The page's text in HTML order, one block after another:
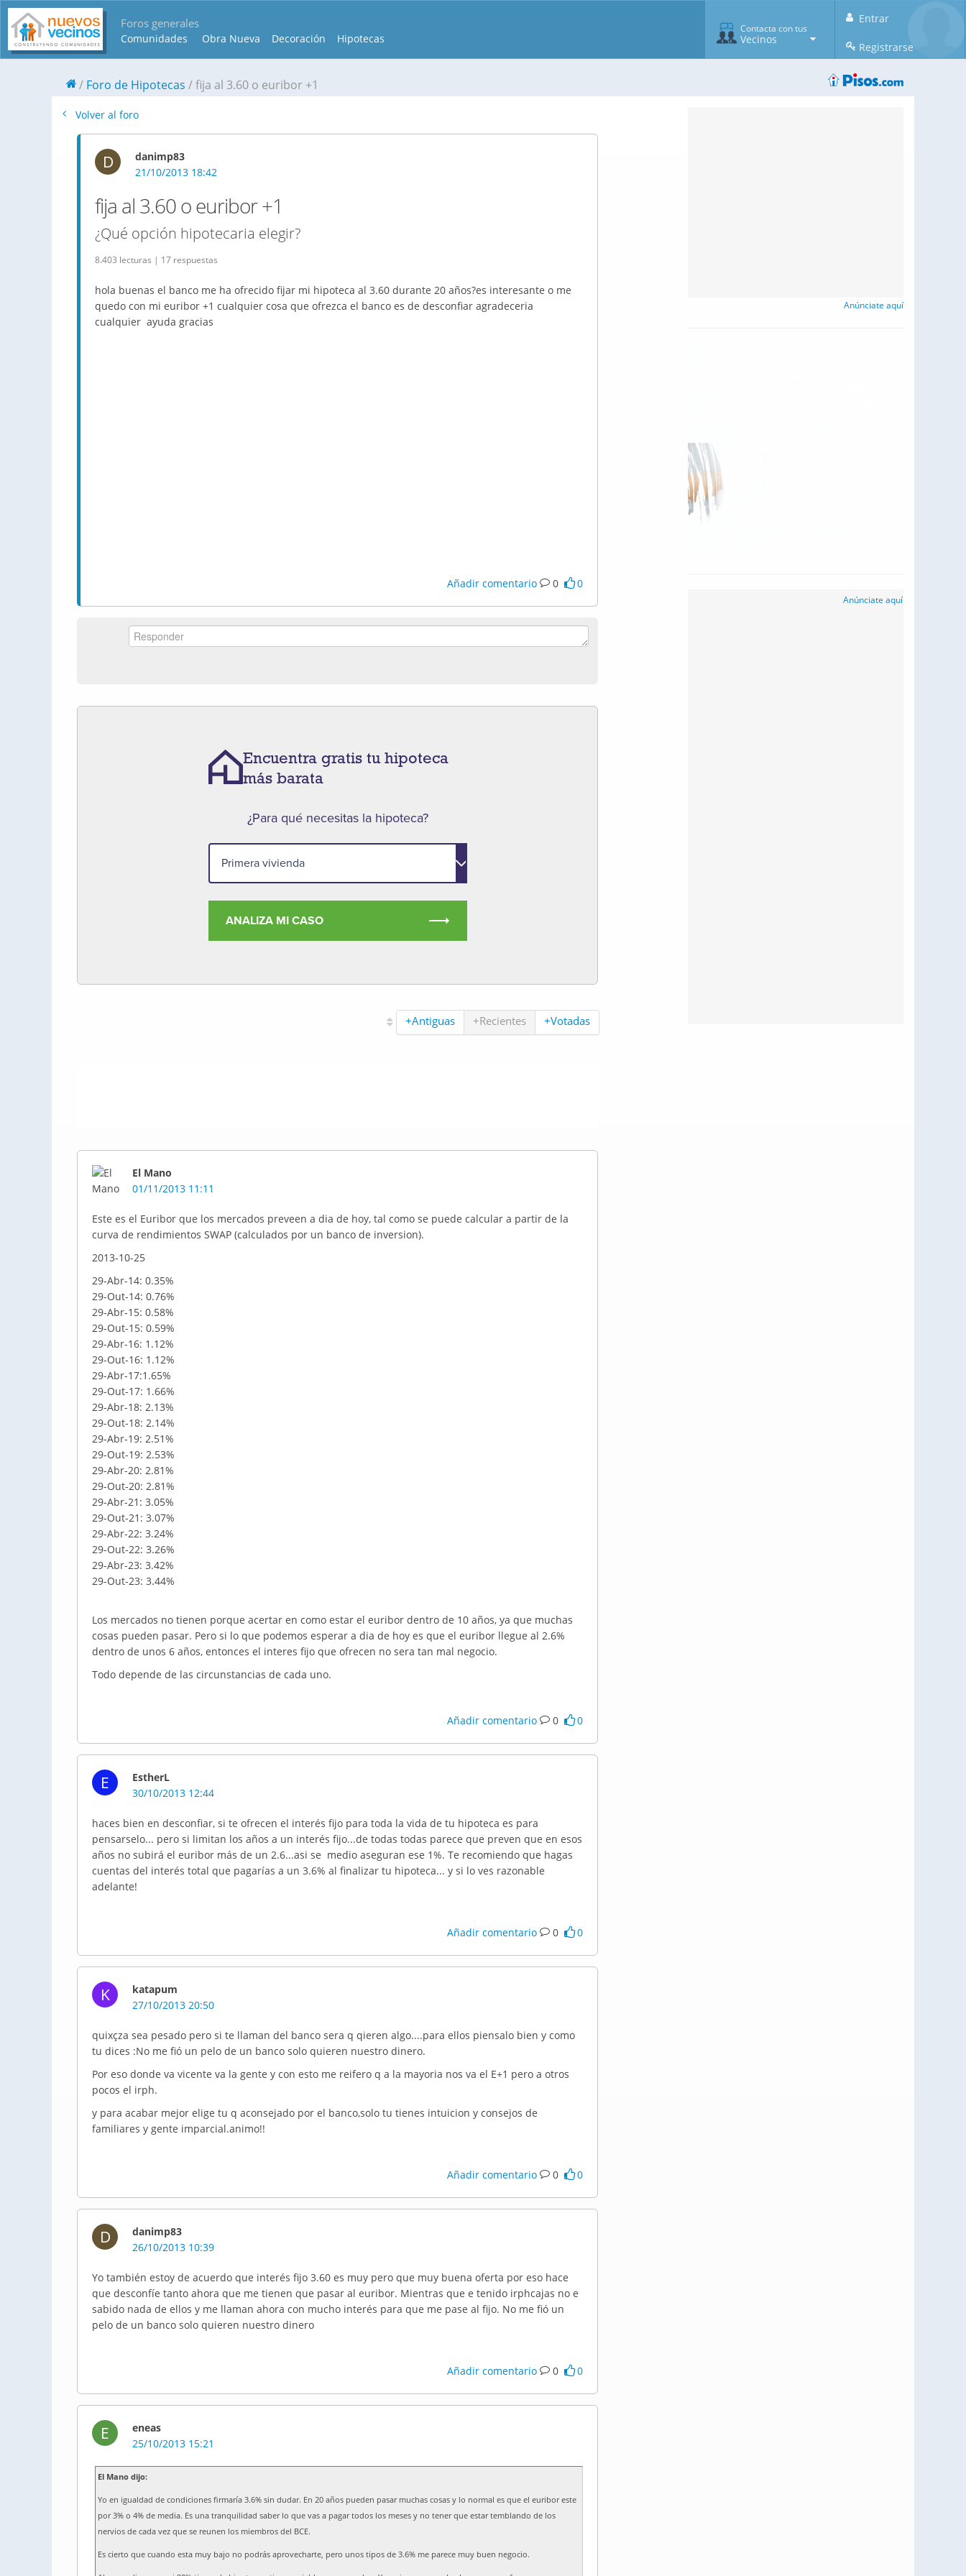
Foros generales
Comunidades Obra Nueva Decoración Hipotecas
Entrar
Registrarse
Contacta con tus
Vecinos
Foro de Hipotecas fija al 3.60 o euribor +1
Volver al foro
D
danimp83
21/10/2013 18:42
fija al 3.60 o euribor +1
¿Qué opción hipotecaria elegir?
8.403 lecturas | 17 respuestas
hola buenas el banco me ha ofrecido fijar mi hipoteca al 3.60 durante 20 años?es interesante o me
quedo con mi euribor +1 cualquier cosa que ofrezca el banco es de desconfiar agradeceria
cualquier ayuda gracias
Añadir comentario 0 0
Encuentra gratis tu hipoteca
más barata
¿Para qué necesitas la hipoteca?
ANALIZA MI CASO
+Antiguas +Recientes +Votadas
El Mano
01/11/2013 11:11
Este es el Euribor que los mercados preveen a dia de hoy, tal como se puede calcular a partir de la
curva de rendimientos SWAP (calculados por un banco de inversion).
2013-10-25
29-Abr-14: 0.35%
29-Out-14: 0.76%
29-Abr-15: 0.58%
29-Out-15: 0.59%
29-Abr-16: 1.12%
29-Out-16: 1.12%
29-Abr-17:1.65%
29-Out-17: 1.66%
29-Abr-18: 2.13%
29-Out-18: 2.14%
29-Abr-19: 2.51%
29-Out-19: 2.53%
29-Abr-20: 2.81%
29-Out-20: 2.81%
29-Abr-21: 3.05%
29-Out-21: 3.07%
29-Abr-22: 3.24%
29-Out-22: 3.26%
29-Abr-23: 3.42%
29-Out-23: 3.44%
Los mercados no tienen porque acertar en como estar el euribor dentro de 10 años, ya que muchas
cosas pueden pasar. Pero si lo que podemos esperar a dia de hoy es que el euribor llegue al 2.6%
dentro de unos 6 años, entonces el interes fijo que ofrecen no sera tan mal negocio.
Todo depende de las circunstancias de cada uno.
Añadir comentario 0 0
E
EstherL
30/10/2013 12:44
haces bien en desconfiar, si te ofrecen el interés fijo para toda la vida de tu hipoteca es para
pensarselo... pero si limitan los años a un interés fijo...de todas todas parece que preven que en esos
años no subirá el euribor más de un 2.6...asi se medio aseguran ese 1%. Te recomiendo que hagas
cuentas del interés total que pagarías a un 3.6% al finalizar tu hipoteca... y si lo ves razonable
adelante!
Añadir comentario 0 0
K
katapum
27/10/2013 20:50
quixçza sea pesado pero si te llaman del banco sera q qieren algo....para ellos piensalo bien y como
tu dices :No me fió un pelo de un banco solo quieren nuestro dinero.
Por eso donde va vicente va la gente y con esto me reifero q a la mayoria nos va el E+1 pero a otros
pocos el irph.
y para acabar mejor elige tu q aconsejado por el banco,solo tu tienes intuicion y consejos de
familiares y gente imparcial.animo!!
Añadir comentario 0 0
D
danimp83
26/10/2013 10:39
Yo también estoy de acuerdo que interés fijo 3.60 es muy pero que muy buena oferta por eso hace
que desconfíe tanto ahora que me tienen que pasar al euribor. Mientras que e tenido irphcajas no e
sabido nada de ellos y me llaman ahora con mucho interés para que me pase al fijo. No me fió un
pelo de un banco solo quieren nuestro dinero
Añadir comentario 0 0
E
eneas
25/10/2013 15:21
El Mano dijo:
Yo en igualdad de condiciones firmaría 3.6% sin dudar. En 20 años pueden pasar muchas cosas y lo normal es que el euribor este
por 3% o 4% de media. Es una tranquilidad saber lo que vas a pagar todos los meses y no tener que estar temblando de los
nervios de cada vez que se reunen los miembros del BCE.
Es cierto que cuando esta muy bajo no podrás aprovecharte, pero unos tipos de 3.6% me parece muy buen negocio.
Anúnciate aquí
Anúnciate aquí